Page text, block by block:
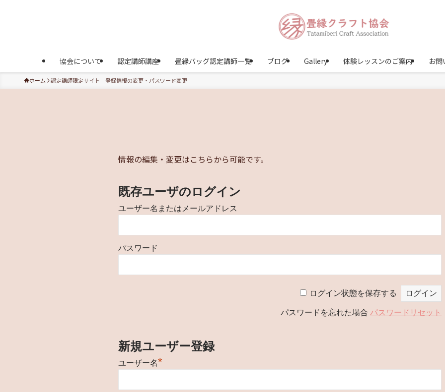
協会について 認定講師講座 畳縁バッグ認定講師一覧 ブログ Gallery 体験レッスンのご案内 お問
ホーム 認定講師限定サイト 登録情報の変更・パスワード変更
情報の編集・変更はこちらから可能です。
既存ユーザのログイン
ユーザー名またはメールアドレス
パスワード
ログイン状態を保存する
パスワードを忘れた場合 パスワードリセット
新規ユーザー登録
ユーザー名*